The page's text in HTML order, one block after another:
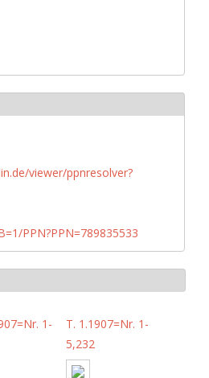
viewer/ppnresolver?
PPN?PPN=789835533
1-
T. 1.1907=Nr. 1-
5,232